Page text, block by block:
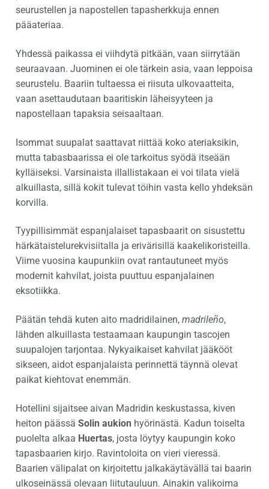
seurustellen ja napostellen tapasherkkuja ennen
pääateriaa.
Yhdessä paikassa ei viihdytä pitkään, vaan siirrytään
seuraavaan. Juominen ei ole tärkein asia, vaan leppoisa
seurustelu. Baariin tultaessa ei riisuta ulkovaatteita,
vaan asettaudutaan baaritiskin läheisyyteen ja
napostellaan tapaksia seisaaltaan.
Isommat suupalat saattavat riittää koko ateriaksikin,
mutta tabasbaarissa ei ole tarkoitus syödä itseään
kylläiseksi. Varsinaista illallistakaan ei voi tilata vielä
alkuillasta, sillä kokit tulevat töihin vasta kello yhdeksän
korvilla.
Tyypillisimmät espanjalaiset tapasbaarit on sisustettu
härkätaistelurekvisiitalla ja erivärisillä kaakelikoristeilla.
Viime vuosina kaupunkiin ovat rantautuneet myös
modernit kahvilat, joista puuttuu espanjalainen
eksotiikka.
Päätän tehdä kuten aito madridilainen, madrileño,
lähden alkuillasta testaamaan kaupungin tascojen
suupalojen tarjontaa. Nykyaikaiset kahvilat jääkööt
sikseen, aidot espanjalaista perinnettä täynnä olevat
paikat kiehtovat enemmän.
Hotellini sijaitsee aivan Madridin keskustassa, kiven
heiton päässä Solin aukion hyörinästä. Kadun toiselta
puolelta alkaa Huertas, josta löytyy kaupungin koko
tapasbaarien kirjo. Ravintoloita on vieri vieressä.
Baarien välipalat on kirjoitettu jalkakäytävällä tai baarin
ulkoseinässä olevaan liitutauluun. Ainakin valikoima